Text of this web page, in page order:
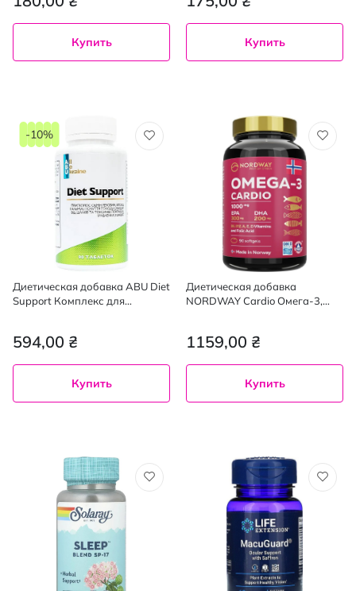
Купить Купить
Диетическая добавка ABU Diet
Support Комплекс для
594,00 ₴
-10%
Купить
Диетическая добавка
NORDWAY Cardio Омега-3,
1159,00 ₴
Купить